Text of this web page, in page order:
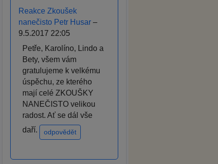
Reakce Zkoušek
nanečisto Petr Husar –
9.5.2017 22:05
Petře, Karolíno, Lindo a
Bety, všem vám
gratulujeme k velkému
úspěchu, ze kterého
mají celé ZKOUŠKY
NANEČISTO velikou
radost. Ať se dál vše
daří.
odpovědět